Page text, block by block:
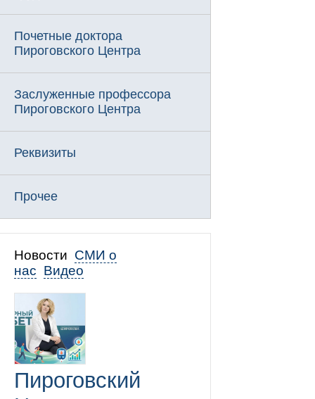
Почетные доктора
Пироговского Центра
Заслуженные профессора
Пироговского Центра
Реквизиты
Прочее
Новости СМИ о
нас Видео
Пироговский